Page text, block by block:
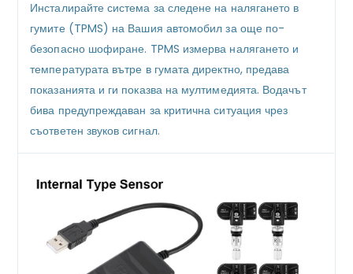
Инсталирайте система за следене на налягането в
гумите (TPMS) на Вашия автомобил за още по-
безопасно шофиране. TPMS измерва налягането и
температурата вътре в гумата директно, предава
показанията и ги показва на мултимедията. Водачът
бива предупреждаван за критична ситуация чрез
съответен звуков сигнал.